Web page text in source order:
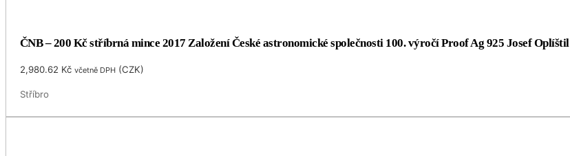
ČNB – 200 Kč stříbrná mince 2017 Založení České astronomické společnosti 100. výročí Proof Ag 925 Josef Oplíštil
2,980.62 Kč včetně DPH(CZK)
Stříbro